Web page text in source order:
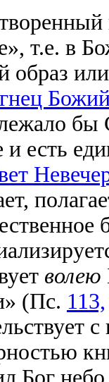
т.е. в
образ
бы
и есть
волею
(Пс. 113,